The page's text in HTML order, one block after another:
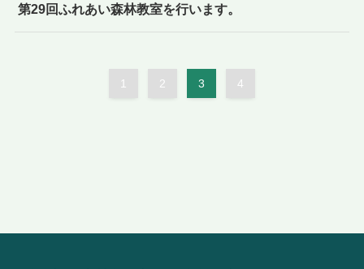
第29回ふれあい森林教室を行います。
1 2 3 4